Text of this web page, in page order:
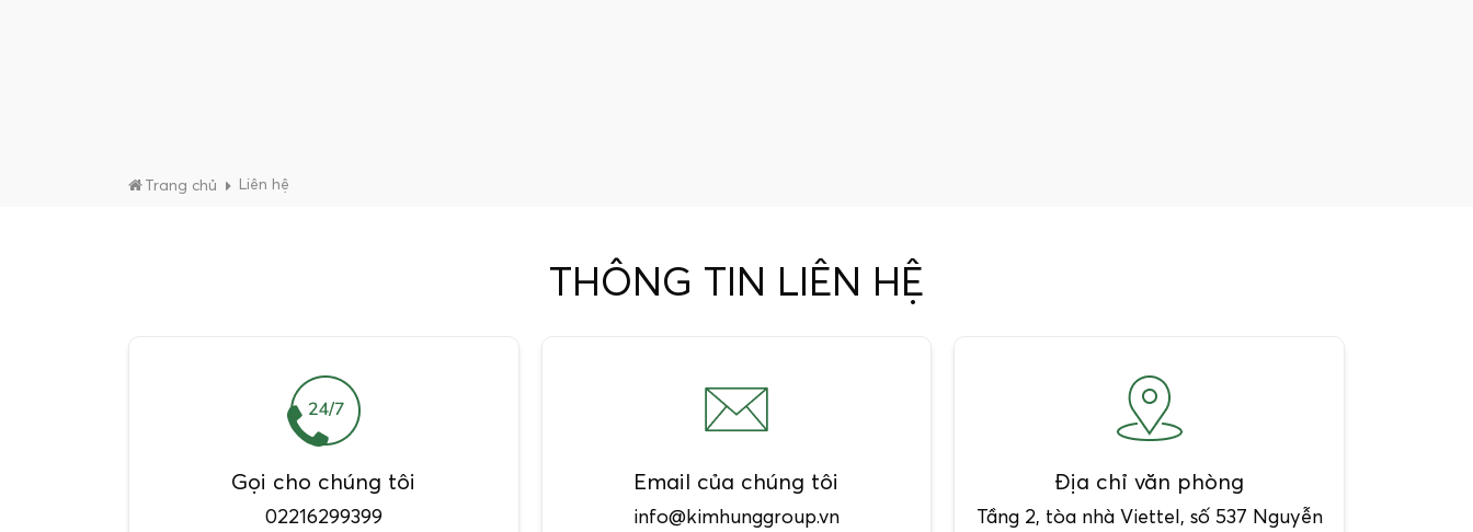
Trang chủ Liên hệ
THÔNG TIN LIÊN HỆ
Gọi cho chúng tôi
02216299399
Email của chúng tôi
info@kimhunggroup.vn
Địa chỉ văn phòng
Tầng 2, tòa nhà Viettel, số 537 Nguyễn